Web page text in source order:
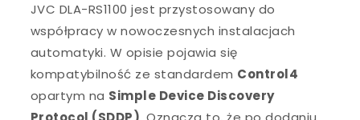
JVC DLA-RS1100 jest przystosowany do
współpracy w nowoczesnych instalacjach
automatyki. W opisie pojawia się
kompatybilność ze standardem Control4
opartym na Simple Device Discovery